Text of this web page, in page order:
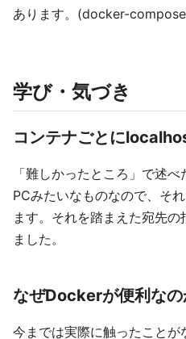
あります。(docker-
学び・気づき
コンテナごとに
「難しかったところ」で述
PCみたいなものなので、そ
ます。それを踏まえた宛先
ました。
なぜDockerが便利なの
今までは実際に触ったこと